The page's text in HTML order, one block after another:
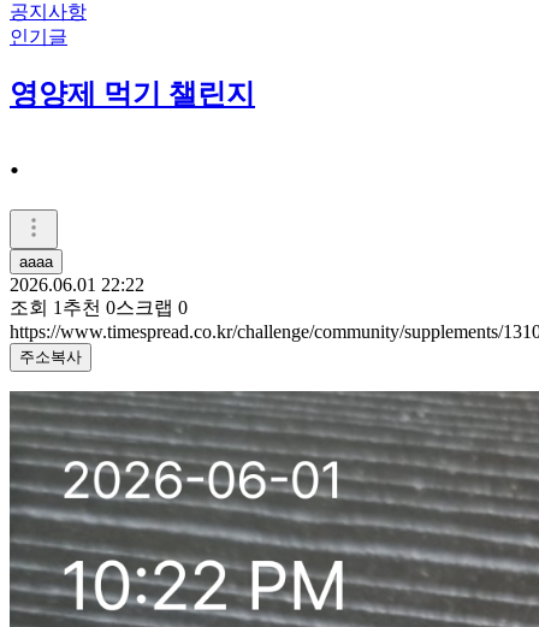
공지사항
인기글
영양제 먹기 챌린지
.
aaaa
2026.06.01 22:22
조회 1 추천 0스크랩 0
https://www.timespread.co.kr/challenge/community/supplements/
주소복사